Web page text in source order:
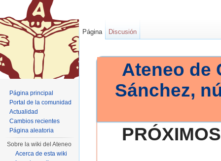
Ateneo de
Sánchez,
Página Discusión
Página principal
Portal de la comunidad
Actualidad
Cambios recientes
Página aleatoria
Sobre la wiki del Ateneo
Acerca de esta wiki